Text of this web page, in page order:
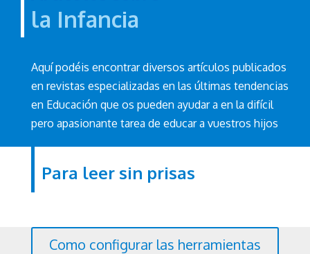
la Infancia
Aquí podéis encontrar diversos artículos publicados
en revistas especializadas en las últimas tendencias
en Educación que os pueden ayudar a en la difícil
pero apasionante tarea de educar a vuestros hijos
Para leer sin prisas
Como configurar las herramientas